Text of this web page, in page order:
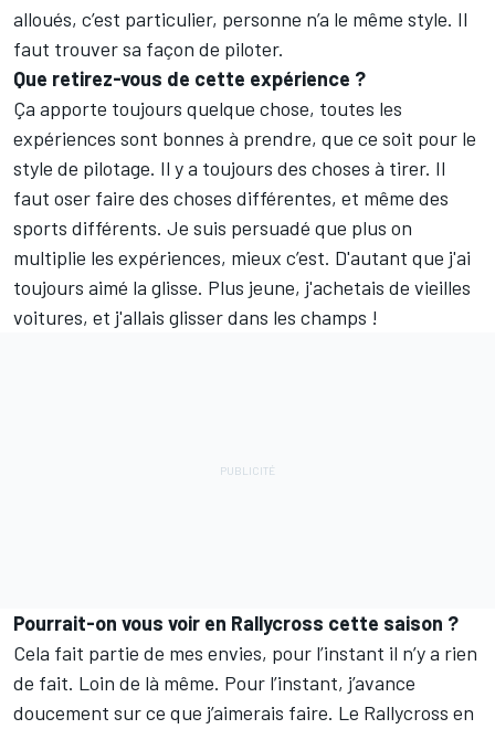
alloués, c’est particulier, personne n’a le même style. Il
faut trouver sa façon de piloter.
Que retirez-vous de cette expérience ?
Ça apporte toujours quelque chose, toutes les
expériences sont bonnes à prendre, que ce soit pour le
style de pilotage. Il y a toujours des choses à tirer. Il
faut oser faire des choses différentes, et même des
sports différents. Je suis persuadé que plus on
multiplie les expériences, mieux c’est. D'autant que j'ai
toujours aimé la glisse. Plus jeune, j'achetais de vieilles
voitures, et j'allais glisser dans les champs !
Pourrait-on vous voir en Rallycross cette saison ?
Cela fait partie de mes envies, pour l’instant il n’y a rien
de fait. Loin de là même. Pour l’instant, j’avance
doucement sur ce que j’aimerais faire. Le Rallycross en